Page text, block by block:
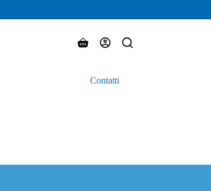
Carrello
Contatti